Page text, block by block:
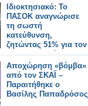
Ιδιοκτησιακό: Το
ΠΑΣΟΚ αναγνώρισε
τη σωστή
κατεύθυνση,
ζητώντας 51% για τον
φαρμακοποιό
Αποχώρηση «βόμβα»
από τον ΣΚΑΪ –
Παραιτήθηκε ο
Βασίλης Παπαδρόσος